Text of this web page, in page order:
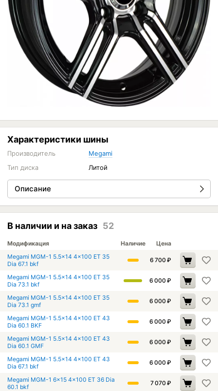
Характеристики шины
Производитель
Megami
Тип диска
Литой
Описание
В наличии и на заказ 52
Модификация Наличие
Цена
Megami MGM-1 5.5x14 4x100 ET 35
Dia 67.1 bkf
6 700 ₽
Megami MGM-1 5.5x14 4x100 ET 35
Dia 73.1 bkf
6 000 ₽
Megami MGM-1 5.5x14 4x100 ET 35
Dia 73.1 gmf
6 000 ₽
Megami MGM-1 5.5x14 4x100 ET 43
Dia 60.1 BKF
6 000 ₽
Megami MGM-1 5.5x14 4x100 ET 43
Dia 60.1 GMF
6 000 ₽
Megami MGM-1 5.5x14 4x100 ET 43
Dia 67.1 bkf
6 000 ₽
Megami MGM-1 6x15 4x100 ET 36 Dia
60.1 bkf
7 070 ₽